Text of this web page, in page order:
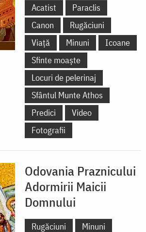
Acatist
Paraclis
Canon
Rugăciuni
Viață
Minuni
Icoane
Sfinte moaște
Locuri de pelerinaj
Sfântul Munte Athos
Predici
Video
Fotografii
Odovania Praznicului
Adormirii Maicii
Domnului
Rugăciuni Minuni